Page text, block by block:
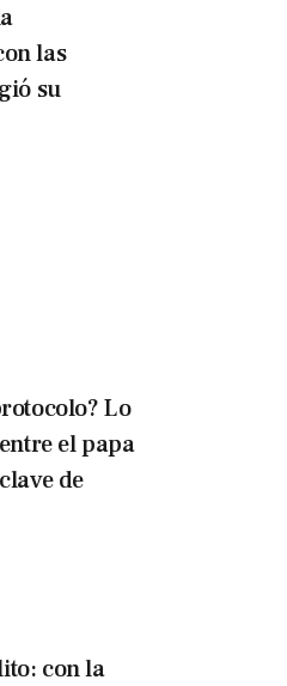
las
su
Lo
el papa
de
con la